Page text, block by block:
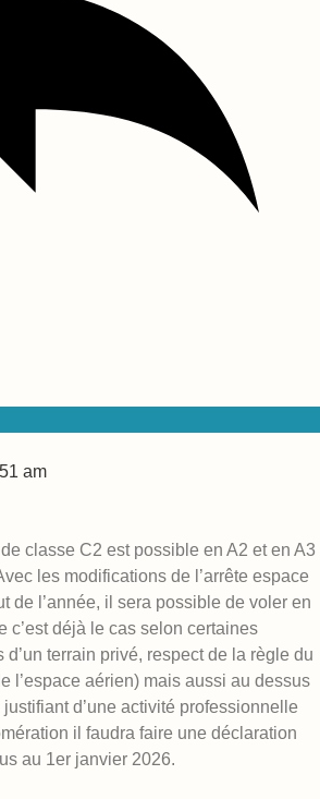
am
classe C2 est possible en A2 et en A3
les modifications de l’arrête espace
de l’année, il sera possible de voler en
c’est déjà le cas selon certaines
terrain privé, respect de la règle du
l’espace aérien) mais aussi au dessus
d’une activité professionnelle
il faudra faire une déclaration
au 1er janvier 2026.